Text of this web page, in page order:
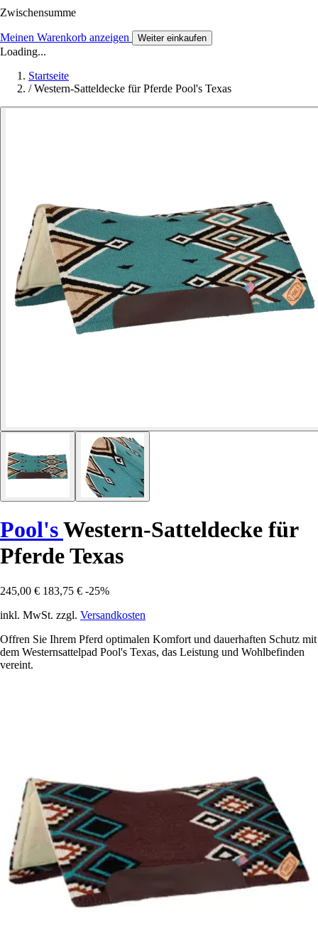
Zwischensumme
Meinen Warenkorb anzeigen Weiter einkaufen
Loading...
Startseite
/ Western-Satteldecke für Pferde Pool's Texas
Pool'sWestern-Satteldecke für
Pferde Texas
245,00 € 183,75 € -25%
inkl. MwSt. zzgl. Versandkosten
Offren Sie Ihrem Pferd optimalen Komfort und dauerhaften Schutz mit
dem Westernsattelpad Pool's Texas, das Leistung und Wohlbefinden
vereint.